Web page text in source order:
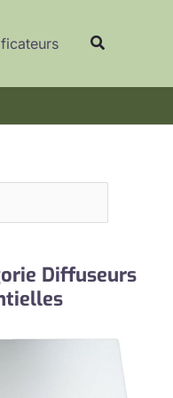
Diffuseurs